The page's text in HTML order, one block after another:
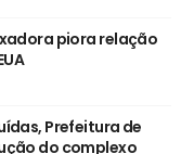
piora relação
Prefeitura de
do complexo